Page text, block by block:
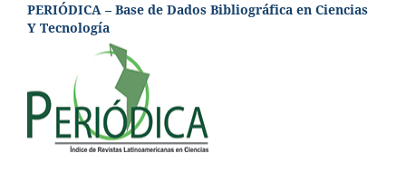
PERIÓDICA – Base de Dados Bibliográfica en Ciencias
Y Tecnología